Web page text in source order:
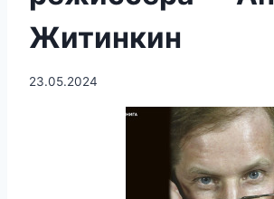
Житинкин
23.05.2024